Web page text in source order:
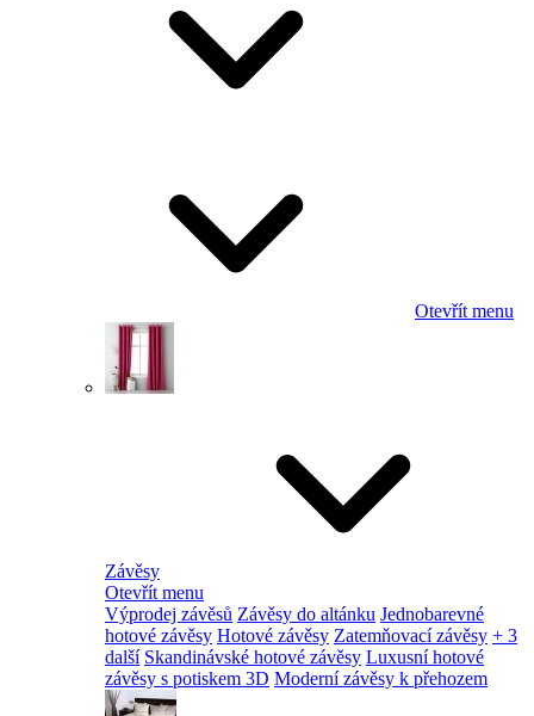
Otevřít menu
Závěsy
Otevřít menu
Výprodej závěsů Závěsy do altánku Jednobarevné
hotové závěsy Hotové závěsy Zatemňovací závěsy + 3
další Skandinávské hotové závěsy Luxusní hotové
závěsy s potiskem 3D Moderní závěsy k přehozem